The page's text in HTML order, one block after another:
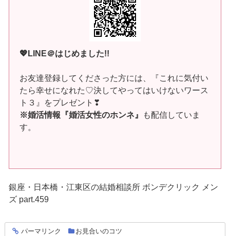
💖LINE＠はじめました!!
お友達登録してくださった方には、『これに気付い
たら幸せになれた♡決してやってはいけないワース
ト３』をプレゼント❣
※婚活情報『婚活女性のホンネ』
も配信していま
す。
銀座・日本橋・江東区の結婚相談所 ボンデクリック メン
ズ part.459
entry1839
パーマリンク お見合いのコツ